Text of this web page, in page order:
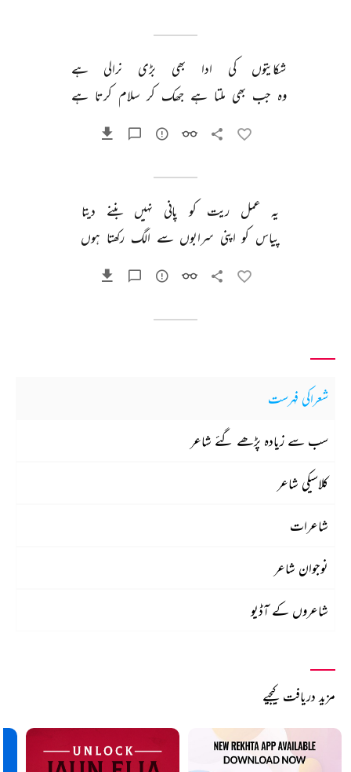
شکایتوں کی ادا بھی بڑی نرالی
ہے
وہ جب بھی ملتا ہے جھک کر سلام کرتا ہے
یہ عمل ریت کو پانی نہیں بننے
دیتا
پیاس کو اپنی سرابوں سے الگ رکھتا ہوں
شعراکی فہرست
سب سے زیادہ پڑھے گئے شاعر
کلاسیکی شاعر
شاعرات
نوجوان شاعر
شاعروں کے آڈیو
مزید دریافت کیجیے